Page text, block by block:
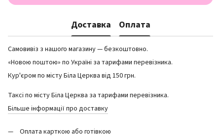
Доставка Оплата
Самовивіз з нашого магазину — безкоштовно.
«Новою поштою» по Україні за тарифами перевізника.
Кур'єром по місту Біла Церква від 150 грн.
Таксі по місту Біла Церква за тарифами перевізника.
Більше інформації про доставку
Оплата карткою або готівкою